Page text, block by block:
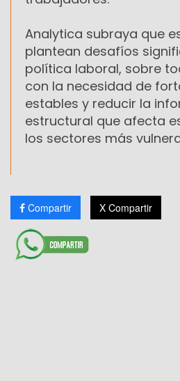
Analytica subraya que
plantean desafíos
política laboral, sobre
con la necesidad de
estables y reducir la
estructural que afecta
los sectores más
Compartir X Compartir